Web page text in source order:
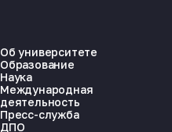
Об университете
Образование
Наука
Международная
деятельность
Пресс-служба
ДПО